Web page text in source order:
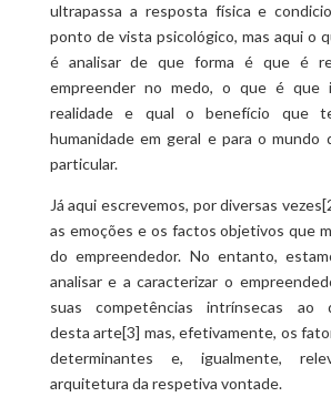
ultrapassa a resposta física e
ponto de vista psicológico, mas aqui o
é analisar de que forma é que é
empreender no medo, o que é que
realidade e qual o benefício que
humanidade em geral e para o mundo
particular.
Já aqui escrevemos, por diversas
as emoções e os factos objetivos que
do empreendedor. No entanto,
analisar e a caracterizar o
suas competências intrínsecas ao
desta arte[3] mas, efetivamente, os
determinantes e, igualmente,
arquitetura da respetiva vontade.